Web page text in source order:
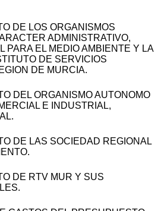
DE LOS ORGANISMOS
ADMINISTRATIVO,
PARA EL MEDIO AMBIENTE Y LA
DE SERVICIOS
DE MURCIA.
DEL ORGANISMO AUTONOMO
E INDUSTRIAL,
DE LAS SOCIEDAD REGIONAL
DE RTV MUR Y SUS